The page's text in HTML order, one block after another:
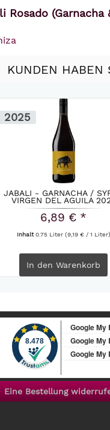
KUNDEN HABEN
2025
JABALI - GARNACHA /
VIRGEN DEL AGUILA
6,89 € *
Inhalt0.75 Liter (9,19 € / 1 Liter)
In den Warenkorb
Eine Bestellung